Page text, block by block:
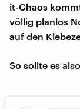
it-Chaos
völlig planlos
auf den
So sollte es